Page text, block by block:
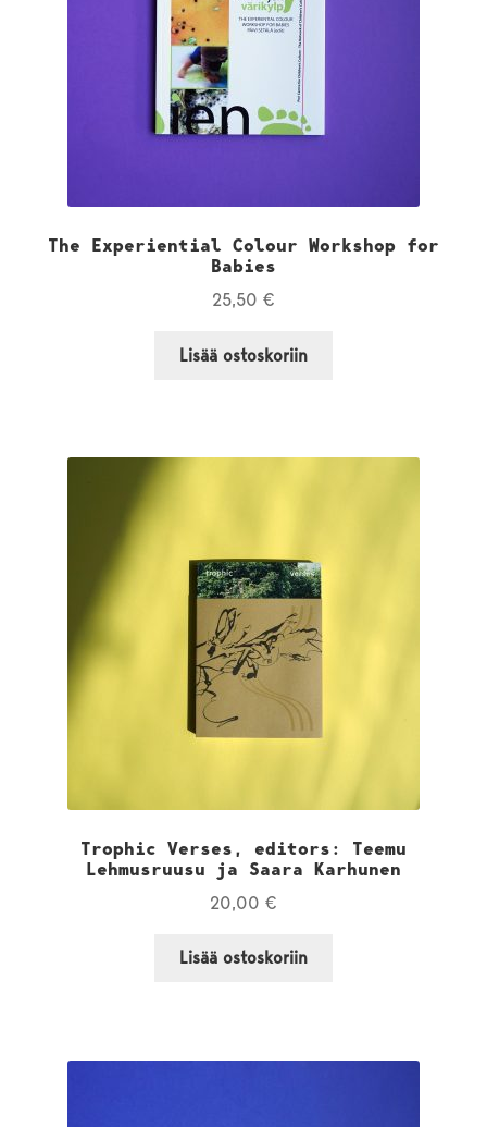
The Experiential Colour Workshop for
Babies
25,50 €
Lisää ostoskoriin
Trophic Verses, editors: Teemu
Lehmusruusu ja Saara Karhunen
20,00 €
Lisää ostoskoriin